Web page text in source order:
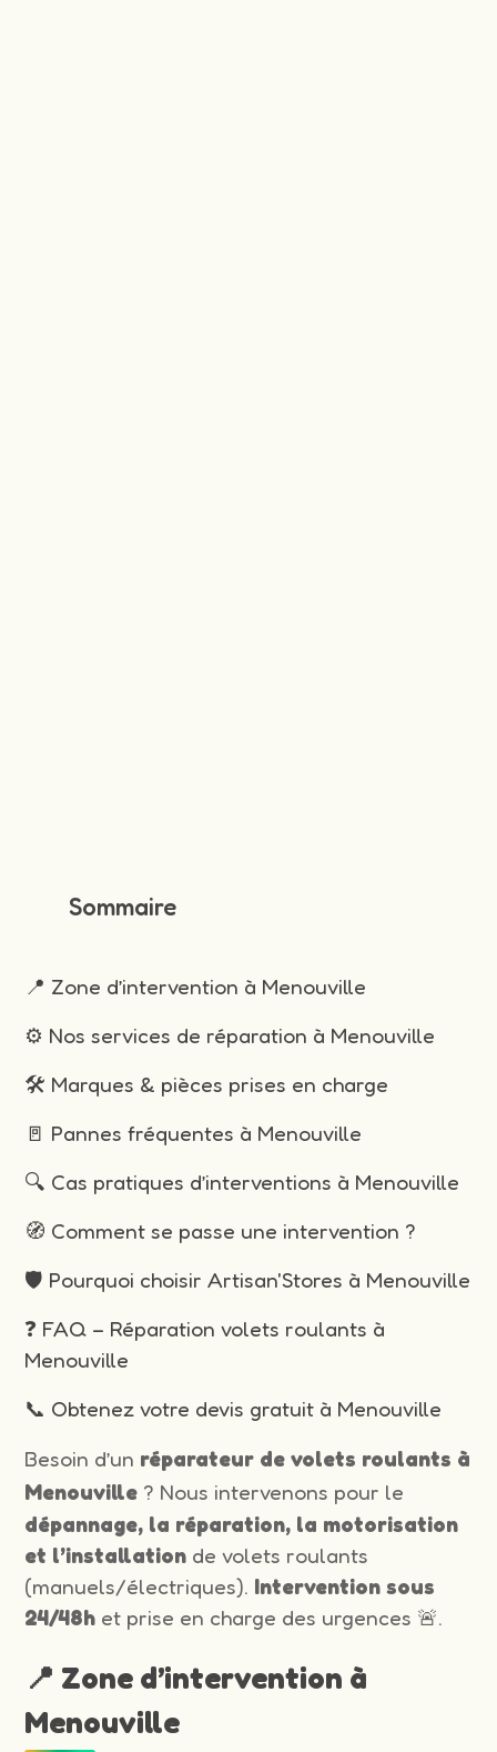
Sommaire
📍 Zone d’intervention à Menouville
⚙️ Nos services de réparation à Menouville
🛠️ Marques & pièces prises en charge
🚪 Pannes fréquentes à Menouville
🔍 Cas pratiques d’interventions à Menouville
🧭 Comment se passe une intervention ?
🛡️ Pourquoi choisir Artisan'Stores à Menouville
❓ FAQ – Réparation volets roulants à
Menouville
📞 Obtenez votre devis gratuit à Menouville
Besoin d’un réparateur de volets roulants à
Menouville ? Nous intervenons pour le
dépannage, la réparation, la motorisation
et l’installation de volets roulants
(manuels/électriques). Intervention sous
24/48h et prise en charge des urgences 🚨.
📍 Zone d’intervention à
Menouville